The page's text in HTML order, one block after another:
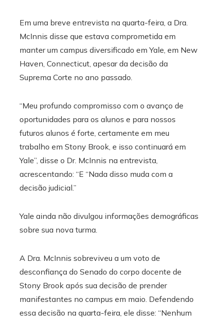
Em uma breve entrevista na quarta-feira, a Dra.
McInnis disse que estava comprometida em
manter um campus diversificado em Yale, em New
Haven, Connecticut, apesar da decisão da
Suprema Corte no ano passado.
“Meu profundo compromisso com o avanço de
oportunidades para os alunos e para nossos
futuros alunos é forte, certamente em meu
trabalho em Stony Brook, e isso continuará em
Yale”, disse o Dr. McInnis na entrevista,
acrescentando: “E “Nada disso muda com a
decisão judicial.”
Yale ainda não divulgou informações demográficas
sobre sua nova turma.
A Dra. McInnis sobreviveu a um voto de
desconfiança do Senado do corpo docente de
Stony Brook após sua decisão de prender
manifestantes no campus em maio. Defendendo
essa decisão na quarta-feira, ele disse: “Nenhum